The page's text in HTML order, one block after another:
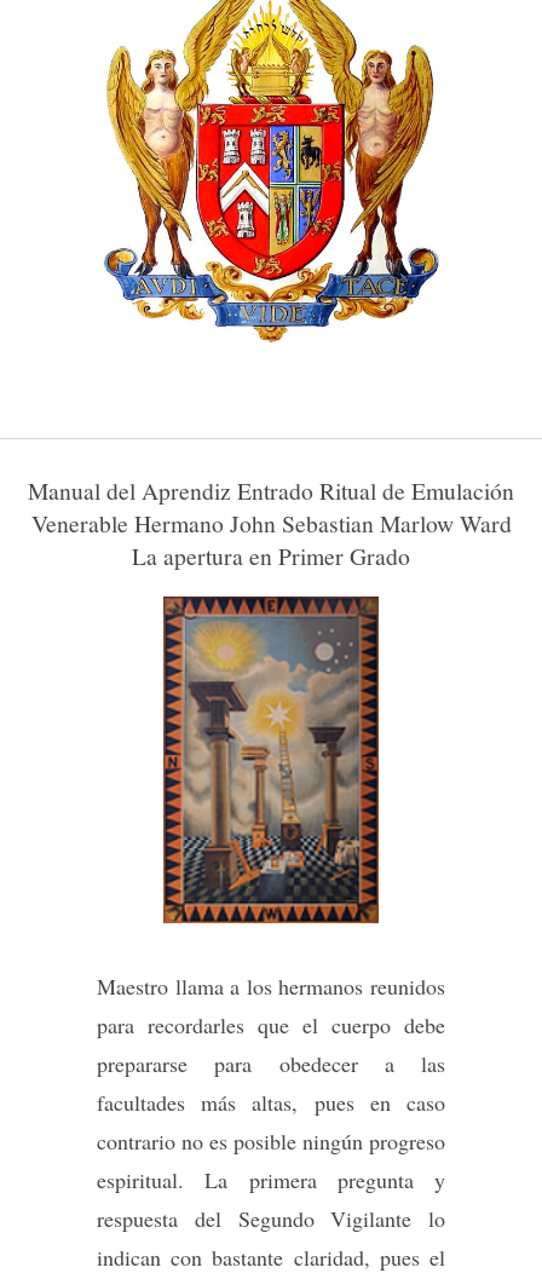
Manual del Aprendiz Entrado Ritual de Emulación
Venerable Hermano John Sebastian Marlow Ward
La apertura en Primer Grado
Maestro llama a los hermanos reunidos
para recordarles que el cuerpo debe
prepararse para obedecer a las
facultades más altas, pues en caso
contrario no es posible ningún progreso
espiritual. La primera pregunta y
respuesta del Segundo Vigilante lo
indican con bastante claridad, pues el